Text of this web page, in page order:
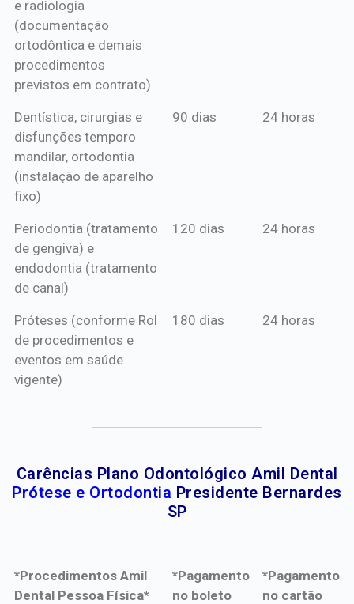
e radiologia
(documentação
ortodôntica e demais
procedimentos
previstos em contrato)
Dentística, cirurgias e
disfunções temporo
mandilar, ortodontia
(instalação de aparelho
fixo)
90 dias 24 horas
Periodontia (tratamento
de gengiva) e
endodontia (tratamento
de canal)
120 dias 24 horas
Próteses (conforme Rol
de procedimentos e
eventos em saúde
vigente)
180 dias 24 horas
Carências Plano Odontológico Amil Dental
Prótese e Ortodontia Presidente Bernardes
SP
*Procedimentos Amil
Dental Pessoa Física*
*Pagamento
no boleto
*Pagamento
no cartão